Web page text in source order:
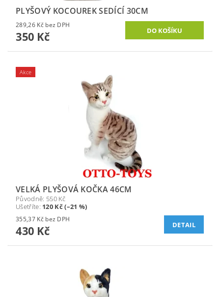
PLYŠOVÝ KOCOUREK SEDÍCÍ 30CM
289,26 Kč bez DPH
350 Kč
Akce
VELKÁ PLYŠOVÁ KOČKA 46CM
Původně: 550 Kč
Ušetříte: 120 Kč (–21 %)
355,37 Kč bez DPH
430 Kč DETAIL